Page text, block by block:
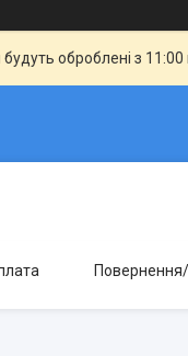
оброблені з